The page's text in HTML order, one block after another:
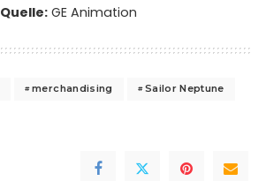
Quelle:GE Animation
merchandising
Sailor Neptune